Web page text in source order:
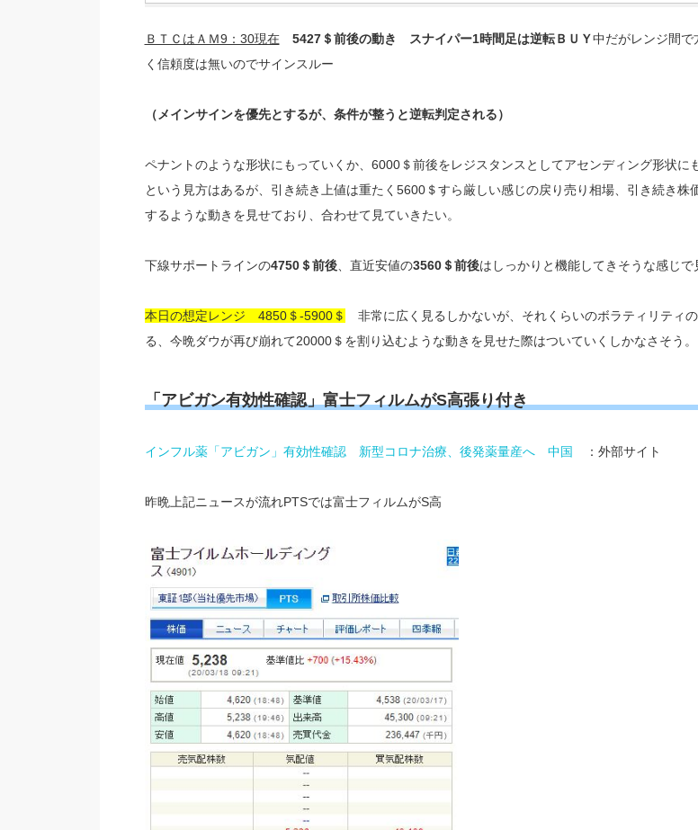
ＢＴＣはＡＭ9：30現在 5427＄前後の動き スナイパー1時間足は逆転ＢＵＹ中だがレンジ間で
く信頼度は無いのでサインスルー
（メインサインを優先とするが、条件が整うと逆転判定される）
ペナントのような形状にもっていくか、6000＄前後をレジスタンスとしてアセンディング形状に
という見方はあるが、引き続き上値は重たく5600＄すら厳しい感じの戻り売り相場、引き続き株
するような動きを見せており、合わせて見ていきたい。
下線サポートラインの4750＄前後、直近安値の3560＄前後はしっかりと機能してきそうな感じで
本日の想定レンジ 4850＄-5900＄
非常に広く見るしかないが、それくらいのボラティリティの
る、今晩ダウが再び崩れて20000＄を割り込むような動きを見せた際はついていくしかなさそう。
「アビガン有効性確認」富士フィルムがS高張り付き
インフル薬「アビガン」有効性確認 新型コロナ治療、後発薬量産へ 中国 ：外部サイト
昨晩上記ニュースが流れPTSでは富士フィルムがS高